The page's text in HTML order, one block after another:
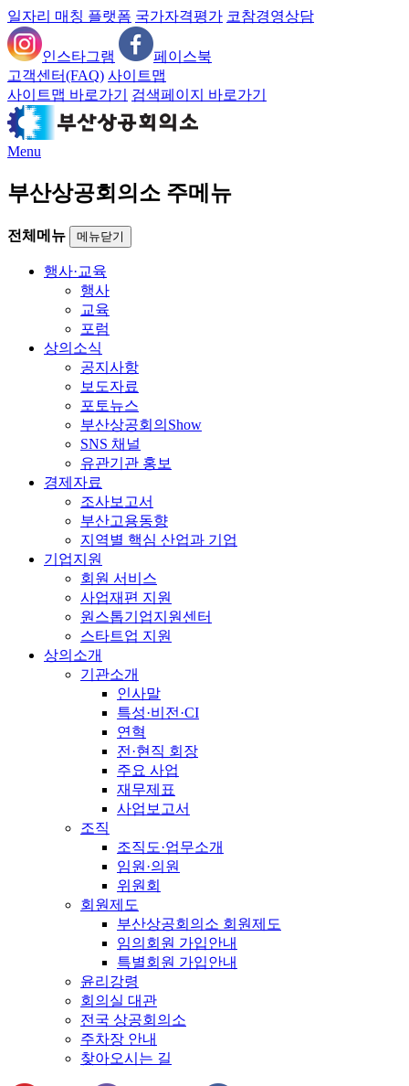
일자리 매칭 플랫폼 국가자격평가 코참경영상담
인스타그램
페이스북
고객센터(FAQ) 사이트맵
사이트맵 바로가기
검색페이지 바로가기
Menu
부산상공회의소 주메뉴
전체메뉴 메뉴닫기
행사·교육
행사
교육
포럼
상의소식
공지사항
보도자료
포토뉴스
부산상공회의Show
SNS 채널
유관기관 홍보
경제자료
조사보고서
부산고용동향
지역별 핵심 산업과 기업
기업지원
회원 서비스
사업재편 지원
원스톱기업지원센터
스타트업 지원
상의소개
기관소개
인사말
특성·비전·CI
연혁
전·현직 회장
주요 사업
재무제표
사업보고서
조직
조직도·업무소개
임원·의원
위원회
회원제도
부산상공회의소 회원제도
임의회원 가입안내
특별회원 가입안내
윤리강령
회의실 대관
전국 상공회의소
주차장 안내
찾아오시는 길